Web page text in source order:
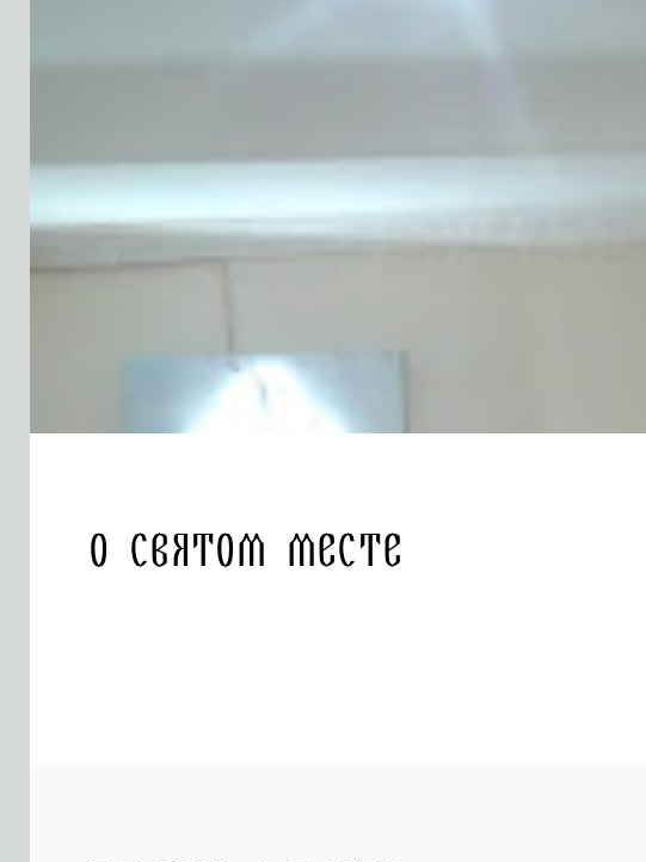
О святом месте